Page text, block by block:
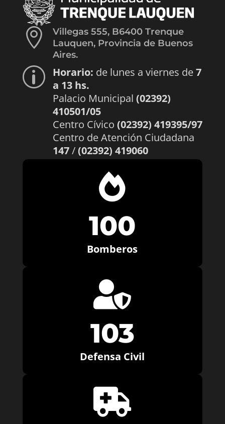

Villegas 555, B6400 Trenque
Lauquen, Provincia de Buenos
Aires.
p Horario: de lunes a viernes de7
a 13 hs.
Palacio Municipal (02392)
410501/05
Centro Cívico (02392) 419395/97
Centro de Atención Ciudadana
147/(02392) 419060

100
Bomberos

103
Defensa Civil
